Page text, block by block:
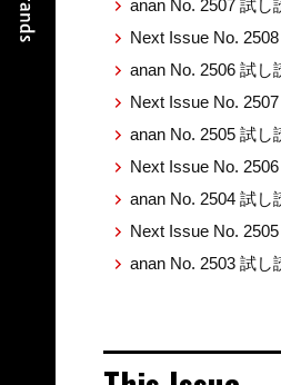
anan No. 2507 試し
Next Issue No.
anan No. 2506 試し
Next Issue No.
anan No. 2505 試し
Next Issue No.
anan No. 2504 試し
Next Issue No.
anan No. 2503 試し